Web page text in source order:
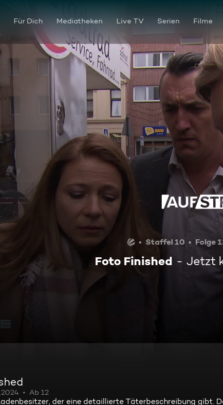
Für Dich Mediatheken Live TV Serien Filme
Staffel 10 Folge
Foto Finished Jetzt
Ab 12
der eine detaillierte Täterbeschreibung gibt.